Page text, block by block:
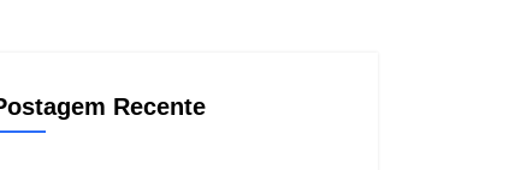
Recente